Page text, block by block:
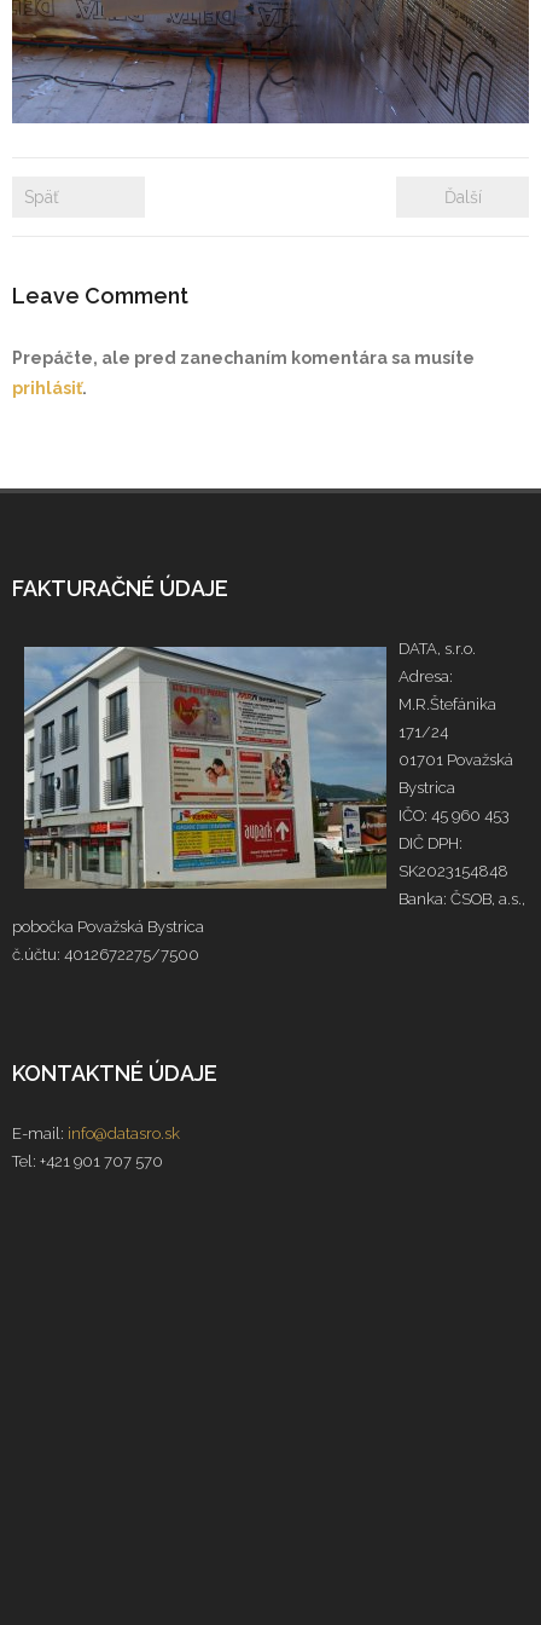
- Zámkové dlažby
- Rekonštrukcie bytových a nebytových priestorov
Späť Ďalší
Leave Comment
Prepáčte, ale pred zanechaním komentára sa musíte
prihlásiť.
FAKTURAČNÉ ÚDAJE
DATA, s.r.o.
Adresa:
M.R.Štefánika
171/24
01701 Považská
Bystrica
IČO: 45 960 453
DIČ DPH:
SK2023154848
Banka: ČSOB, a.s.,
pobočka Považská Bystrica
č.účtu: 4012672275/7500
KONTAKTNÉ ÚDAJE
E-mail: info@datasro.sk
Tel: +421 901 707 570